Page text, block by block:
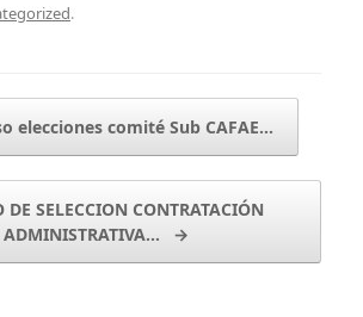
.
artículos
elecciones comité Sub CAFAE…
DE SELECCION CONTRATACIÓN
ADMINISTRATIVA…
→